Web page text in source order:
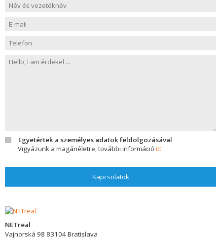
Egyetértek a személyes adatok feldolgozásával
Vigyázunk a magánéletre, további információ itt
Kapcsolatok
NETreal
Vajnorská 98 83104Bratislava